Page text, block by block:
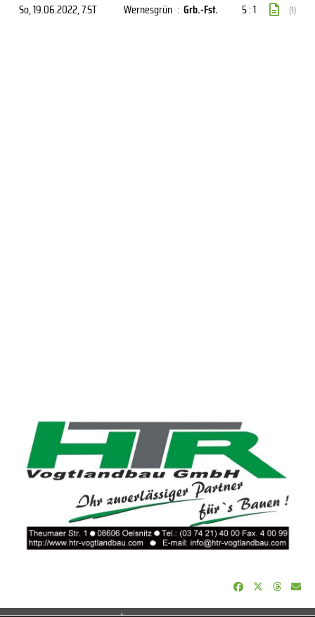
So, 19.06.2022, 7.ST Wernesgrün : Grb.-Fst. 5 : 1 (1)